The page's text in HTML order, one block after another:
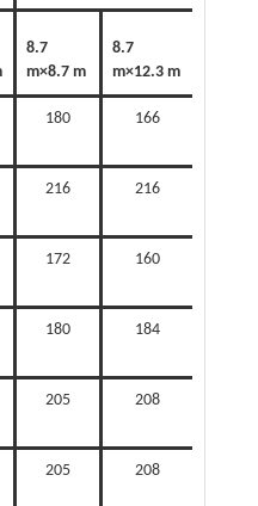
8.7
m×8.7 m
8.7
m×12.3 m
180 166
216 216
172 160
180 184
205 208
205 208